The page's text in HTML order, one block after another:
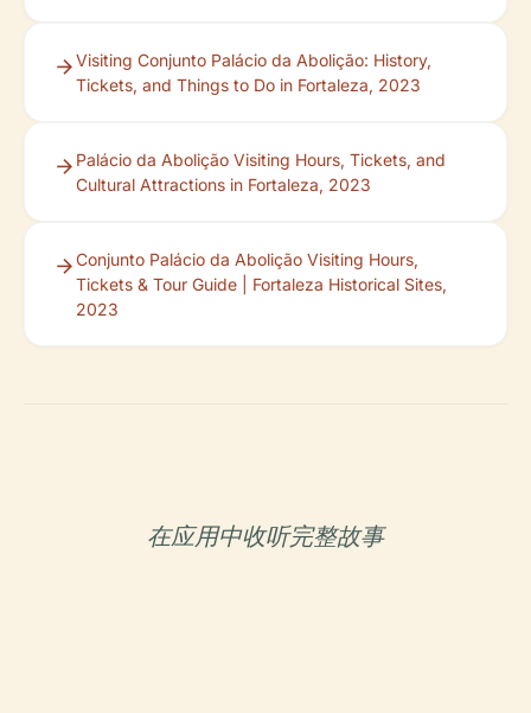
Visiting Conjunto Palácio da Abolição: History,
Tickets, and Things to Do in Fortaleza, 2023
Palácio da Abolição Visiting Hours, Tickets, and
Cultural Attractions in Fortaleza, 2023
Conjunto Palácio da Abolição Visiting Hours,
Tickets & Tour Guide | Fortaleza Historical Sites,
2023
在应用中收听完整故事